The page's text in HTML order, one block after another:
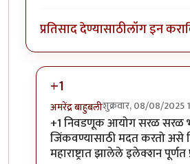
प्रतिसाद देण्यासाठीलॉग इन करा
+1
अमरेंद्र बाहुबलीशुक्रवार, 08/08/2025
In reply toनिवडणुकby
+1 निवडणूक आयोग सरळ सरळ
जिंकवण्यासाठी मदत करतो असे
महाराष्ट्रात झालेले इलेक्शन पूर्णत